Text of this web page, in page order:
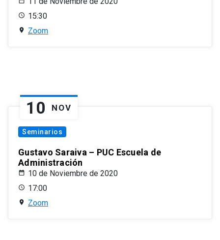
15:30
Zoom
10 NOV
Seminarios
Gustavo Saraiva – PUC Escuela de
Administración
10 de Noviembre de 2020
17:00
Zoom